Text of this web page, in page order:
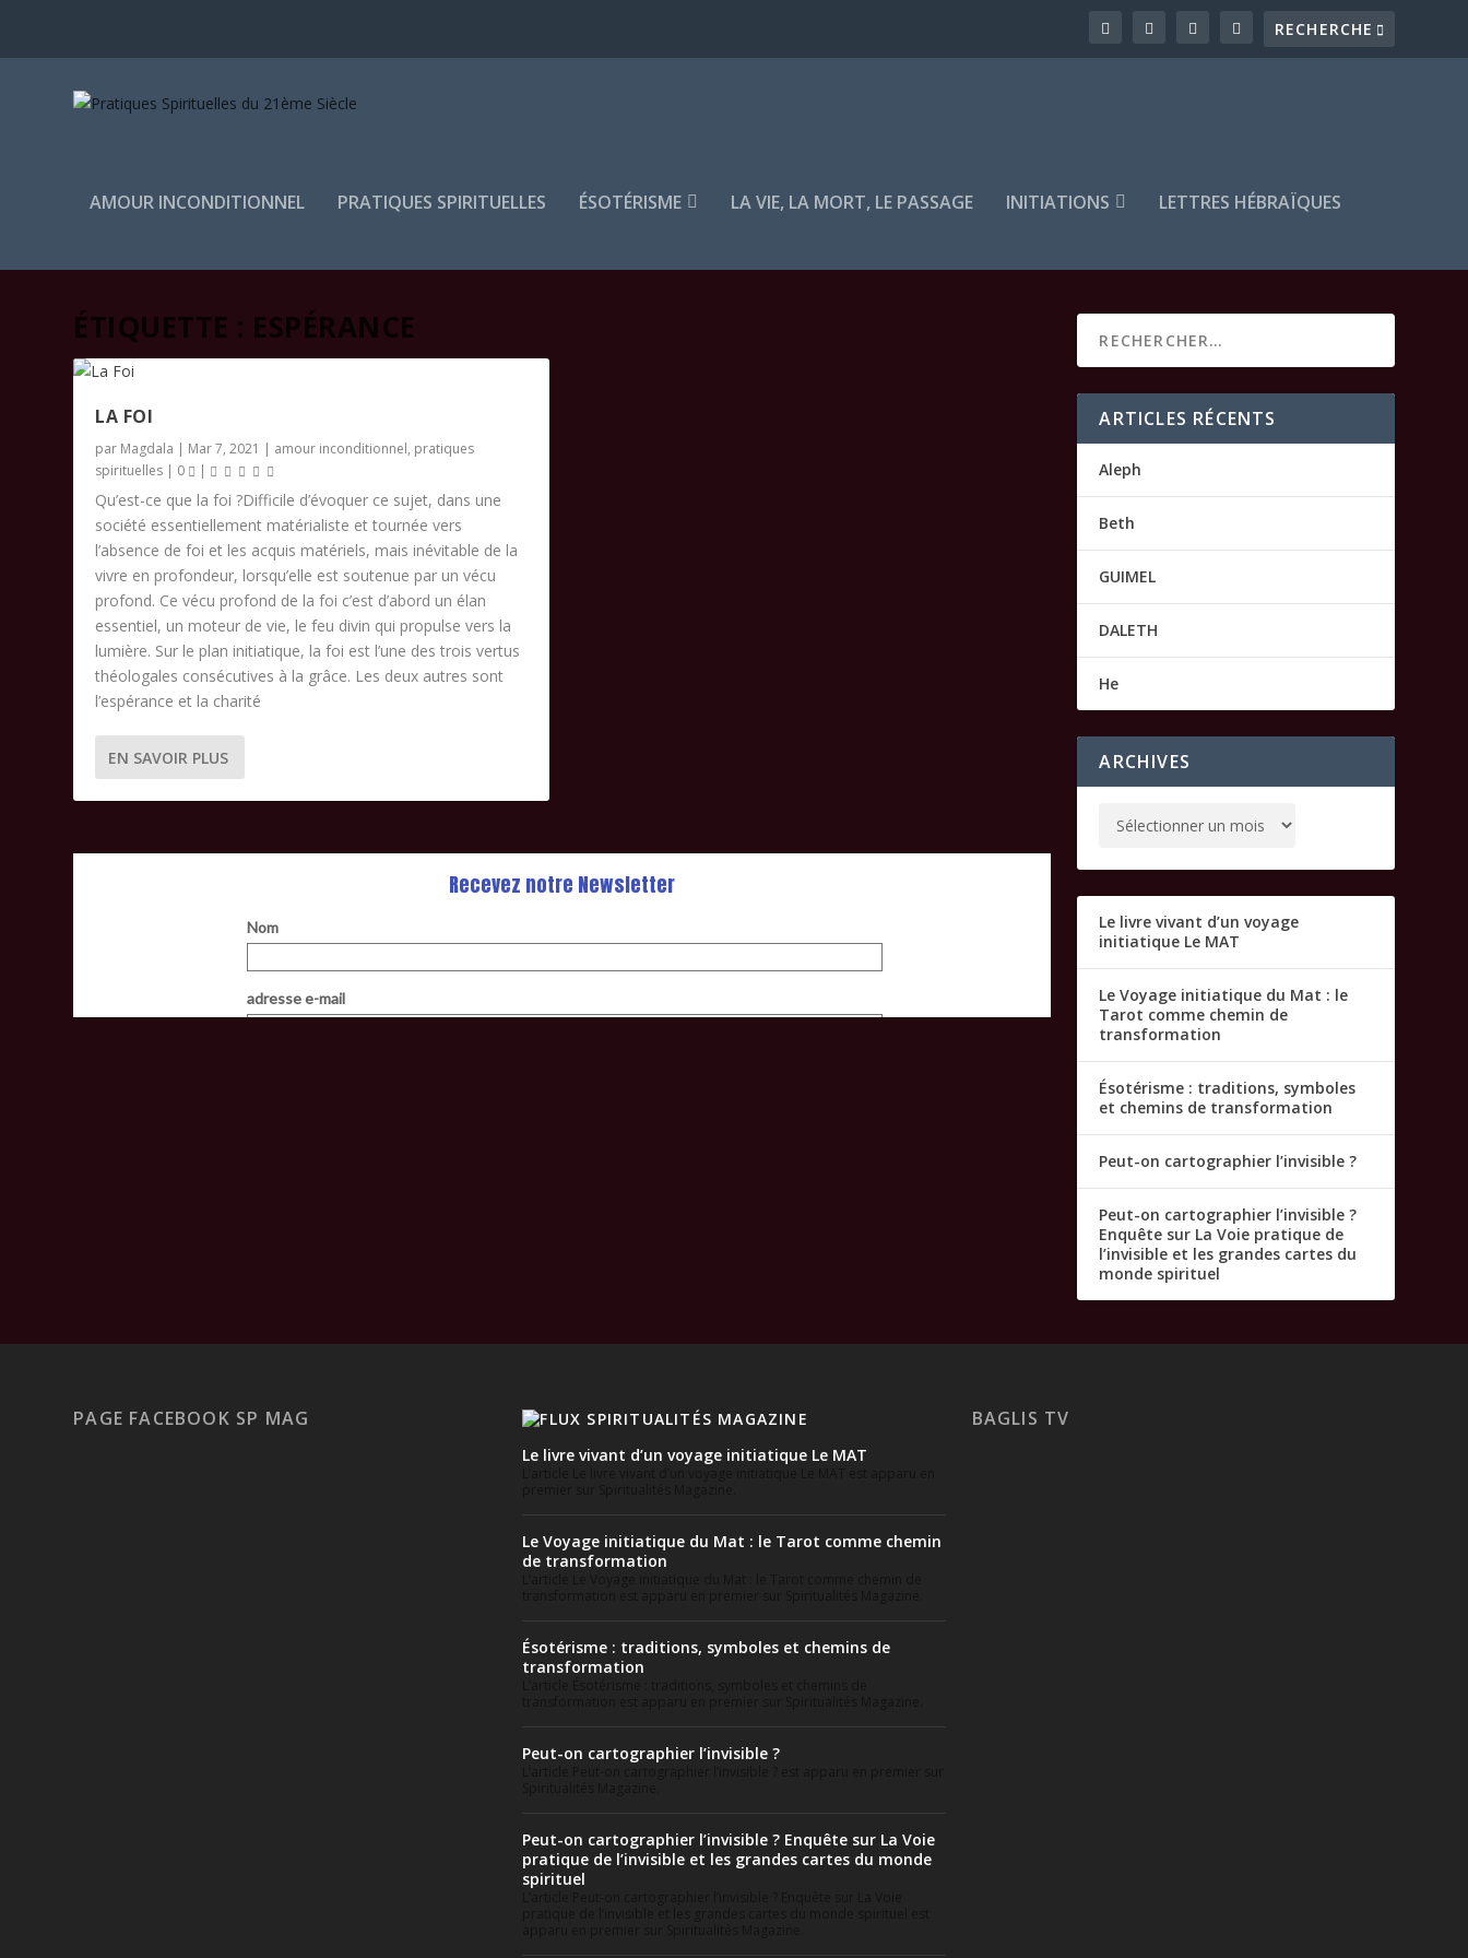
AMOUR INCONDITIONNEL PRATIQUES SPIRITUELLES ÉSOTÉRISME LA VIE, LA MORT, LE PASSAGE INITIATIONS LETTRES HÉBRAÏQUES
ÉTIQUETTE : ESPÉRANCE
LA FOI
par Magdala | Mar 7, 2021 | amour inconditionnel, pratiques
spirituelles | 0 |
Qu’est-ce que la foi ?Difficile d’évoquer ce sujet, dans une
société essentiellement matérialiste et tournée vers
l’absence de foi et les acquis matériels, mais inévitable de la
vivre en profondeur, lorsqu’elle est soutenue par un vécu
profond. Ce vécu profond de la foi c’est d’abord un élan
essentiel, un moteur de vie, le feu divin qui propulse vers la
lumière. Sur le plan initiatique, la foi est l’une des trois vertus
théologales consécutives à la grâce. Les deux autres sont
l’espérance et la charité
EN SAVOIR PLUS
ARTICLES RÉCENTS
Aleph
Beth
GUIMEL
DALETH
He
ARCHIVES
Le livre vivant d’un voyage
initiatique Le MAT
Le Voyage initiatique du Mat : le
Tarot comme chemin de
transformation
Ésotérisme : traditions, symboles
et chemins de transformation
Peut-on cartographier l’invisible ?
Peut-on cartographier l’invisible ?
Enquête sur La Voie pratique de
l’invisible et les grandes cartes du
monde spirituel
PAGE FACEBOOK SP MAG
SPIRITUALITÉS MAGAZINE
Le livre vivant d’un voyage initiatique Le MAT
Le Voyage initiatique du Mat : le Tarot comme chemin
de transformation
Ésotérisme : traditions, symboles et chemins de
transformation
Peut-on cartographier l’invisible ?
Peut-on cartographier l’invisible ? Enquête sur La Voie
pratique de l’invisible et les grandes cartes du monde
spirituel
BAGLIS TV